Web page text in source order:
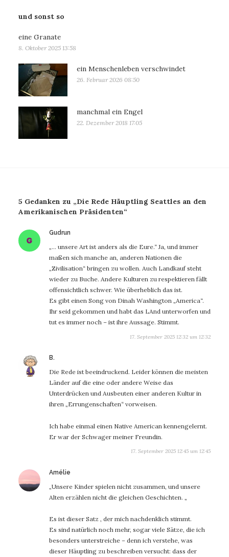
und sonst so
eine Granate
8. Oktober 2025 13:58
ein Menschenleben verschwindet
26. Februar 2026 08:50
manchmal ein Engel
22. Dezember 2018 17:05
5 Gedanken zu „Die Rede Häuptling Seattles an den
Amerikanischen Präsidenten“
Gudrun
„… unsere Art ist anders als die Eure.“ Ja, und immer
maßen sich manche an, anderen Nationen die
„Zivilisation“ bringen zu wollen. Auch Landkauf steht
wieder zu Buche. Andere Kulturen zu respektieren fällt
offensichtlich schwer. Wie überheblich das ist.
Es gibt einen Song von Dinah Washington „America“.
Ihr seid gekommen und habt das LAnd unterworfen und
tut es immer noch – ist ihre Aussage. Stimmt.
17. September 2025 12:32 um 12:32
B.
Die Rede ist beeindruckend. Leider können die meisten
Länder auf die eine oder andere Weise das
Unterdrücken und Ausbeuten einer anderen Kultur in
ihren „Errungenschaften“ vorweisen.
Ich habe einmal einen Native American kennengelernt.
Er war der Schwager meiner Freundin.
17. September 2025 12:45 um 12:45
Amélie
„Unsere Kinder spielen nicht zusammen, und unsere
Alten erzählen nicht die gleichen Geschichten. „
Es ist dieser Satz , der mich nachdenklich stimmt.
Es sind natürlich noch mehr, sogar viele Sätze, die ich
besonders unterstreiche – denn ich verstehe, was
dieser Häuptling zu beschreiben versucht: dass der